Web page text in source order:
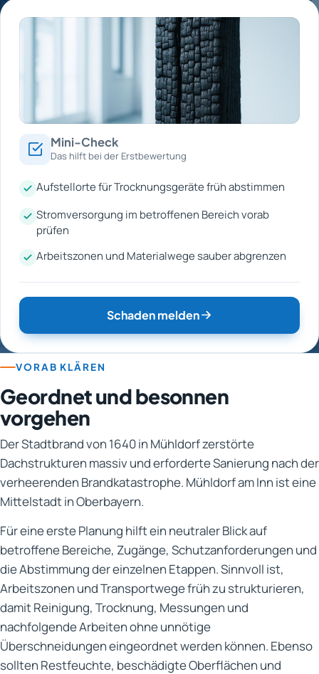
Mini-Check
Das hilft bei der Erstbewertung
Aufstellorte für Trocknungsgeräte früh abstimmen
Stromversorgung im betroffenen Bereich vorab
prüfen
Arbeitszonen und Materialwege sauber abgrenzen
Schaden melden
VORAB KLÄREN
Geordnet und besonnen
vorgehen
Der Stadtbrand von 1640 in Mühldorf zerstörte
Dachstrukturen massiv und erforderte Sanierung nach der
verheerenden Brandkatastrophe. Mühldorf am Inn ist eine
Mittelstadt in Oberbayern.
Für eine erste Planung hilft ein neutraler Blick auf
betroffene Bereiche, Zugänge, Schutzanforderungen und
die Abstimmung der einzelnen Etappen. Sinnvoll ist,
Arbeitszonen und Transportwege früh zu strukturieren,
damit Reinigung, Trocknung, Messungen und
nachfolgende Arbeiten ohne unnötige
Überschneidungen eingeordnet werden können. Ebenso
sollten Restfeuchte, beschädigte Oberflächen und